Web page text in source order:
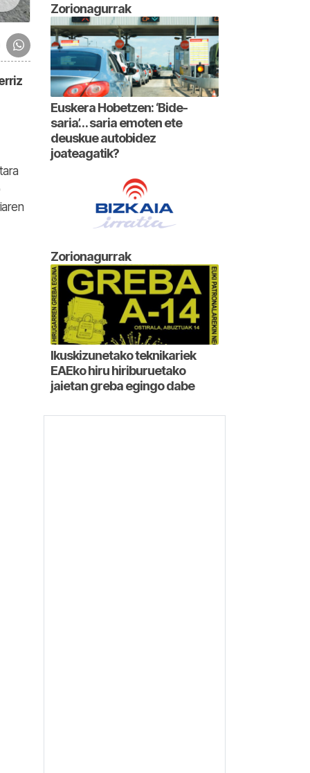
Zorionagurrak
Euskera Hobetzen: ‘Bide-
saria’… saria emoten ete
deuskue autobidez
joateagatik?
Zorionagurrak
Ikuskizunetako teknikariek
EAEko hiru hiriburuetako
jaietan greba egingo dabe